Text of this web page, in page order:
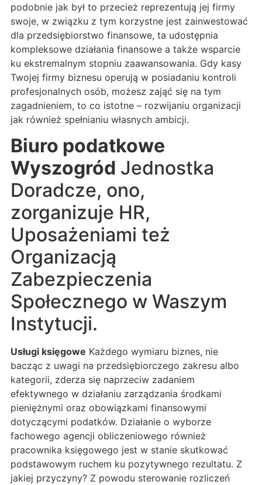
podobnie jak był to przecież reprezentują jej firmy
swoje, w związku z tym korzystne jest zainwestować
dla przedsiębiorstwo finansowe, ta udostępnia
kompleksowe działania finansowe a także wsparcie
ku ekstremalnym stopniu zaawansowania. Gdy kasy
Twojej firmy biznesu operują w posiadaniu kontroli
profesjonalnych osób, możesz zająć się na tym
zagadnieniem, to co istotne – rozwijaniu organizacji
jak również spełnianiu własnych ambicji.
Biuro podatkowe
Wyszogród Jednostka
Doradcze, ono,
zorganizuje HR,
Uposażeniami też
Organizacją
Zabezpieczenia
Społecznego w Waszym
Instytucji.
Usługi księgowe Każdego wymiaru biznes, nie
bacząc z uwagi na przedsiębiorczego zakresu albo
kategorii, zderza się naprzeciw zadaniem
efektywnego w działaniu zarządzania środkami
pieniężnymi oraz obowiązkami finansowymi
dotyczącymi podatków. Działanie o wyborze
fachowego agencji obliczeniowego również
pracownika księgowego jest w stanie skutkować
podstawowym ruchem ku pozytywnego rezultatu. Z
jakiej przyczyny? Z powodu sterowanie rozliczeń